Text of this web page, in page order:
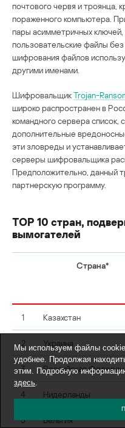
почтового червя и троянца,
пораженного компьютера.
пары асимметричных
пользовательские файлы
шифрования файлов
другими именами.
ШифровальщикTrojan-
широко распространен в
командного сервера список,
дополнительные
эти зловреды и
серверы шифровальщика
Предположительно, данный
партнерскую программу.
TOP 10 стран,
вымогателей
Страна*
1 Казахстан
2 Украина
3 Российская
4 Нидерланды
5 Бельгия
Мы используем файлы
удобнее. Продолжая
этим. Подробную
здесь.